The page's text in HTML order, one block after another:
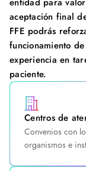
aceptación final
FFE podrás
funcionamiento
experiencia en
paciente.
Centros de
Convenios con
organismos e